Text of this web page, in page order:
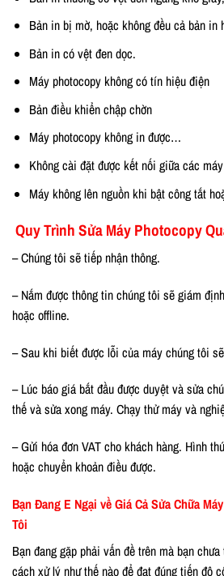
Bản in bị mờ, hoặc không đều cả bản in
Bản in có vệt đen dọc.
Máy photocopy không có tín hiệu điện
Bản điều khiển chập chờn
Máy photocopy không in được…
Không cài đặt được kết nối giữa các
Máy không lên nguồn khi bật công tắt
Quy Trình Sửa Máy Photocopy
– Chúng tôi sẽ tiếp nhận thông.
– Nắm được thông tin chúng tôi sẽ giám
hoặc offline.
– Sau khi biết được lỗi của máy chúng tôi
– Lúc báo giá bắt đầu được duyệt và sửa
thế và sửa xong máy. Chạy thử máy và
– Gửi hóa đơn VAT cho khách hàng. Hình
hoặc chuyển khoản điều được.
Bạn Đang E Ngại về Giá Cả Sửa Chữa
Tôi
Bạn đang gặp phải vấn đề trên mà bạn
cách xử lý như thế nào để đạt đúng tiến độ